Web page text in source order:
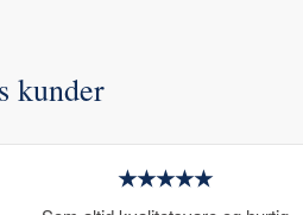
kunder
★★★★★